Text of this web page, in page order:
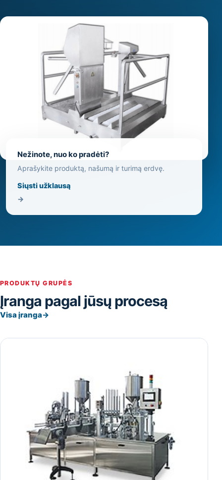
Nežinote, nuo ko pradėti?
Aprašykite produktą, našumą ir turimą erdvę.
Siųsti užklausą
→
PRODUKTŲ GRUPĖS
Įranga pagal jūsų procesą
Visa įranga→